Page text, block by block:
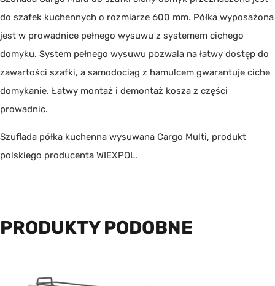
do szafek kuchennych o rozmiarze 600 mm. Półka wyposażona
jest w prowadnice pełnego wysuwu z systemem cichego
domyku. System pełnego wysuwu pozwala na łatwy dostęp do
zawartości szafki, a samodociąg z hamulcem gwarantuje ciche
domykanie. Łatwy montaż i demontaż kosza z części
prowadnic.
Szuflada półka kuchenna wysuwana Cargo Multi, produkt
polskiego producenta WIEXPOL.
PRODUKTY PODOBNE